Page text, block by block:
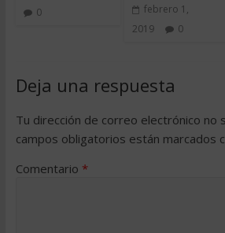
0
febrero 1,
2019
0
Deja una respuesta
Tu dirección de correo electrónico no
campos obligatorios están marcados
Comentario *